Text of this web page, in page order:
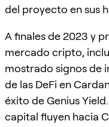
del proyecto en sus
A finales de 2023 y
mercado cripto,
mostrado signos de
de las DeFi en
éxito de Genius
capital fluyen hacia